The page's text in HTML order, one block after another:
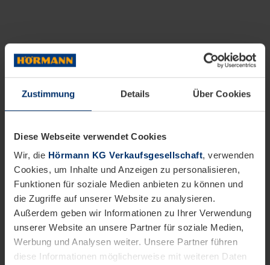
Zustimmung Details Über Cookies
Diese Webseite verwendet Cookies
Wir, die Hörmann KG Verkaufsgesellschaft, verwenden
Cookies, um Inhalte und Anzeigen zu personalisieren,
Funktionen für soziale Medien anbieten zu können und
die Zugriffe auf unserer Website zu analysieren.
Außerdem geben wir Informationen zu Ihrer Verwendung
unserer Website an unsere Partner für soziale Medien,
Werbung und Analysen weiter. Unsere Partner führen
diese Informationen möglicherweise mit weiteren Daten